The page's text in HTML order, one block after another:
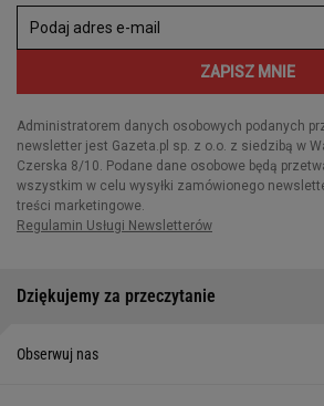
Dziękujemy za przeczytanie
Obserwuj nas